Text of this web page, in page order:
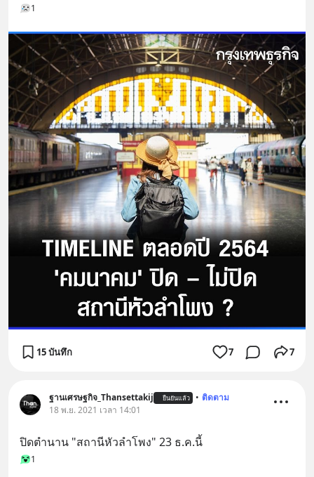
1
15 บันทึก 7 7
ฐานเศรษฐกิจ_Thansettakij ยืนยันแล้ว • ติดตาม
18 พ.ย. 2021 เวลา 14:01
ปิดตำนาน "สถานีหัวลำโพง" 23 ธ.ค.นี้
1